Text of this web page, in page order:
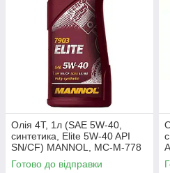
Олія 4T, 1л (SAE 5W-40,
синтетика, Elite 5W-40 API
SN/CF) MANNOL, MC-M-778
Готово до відправки